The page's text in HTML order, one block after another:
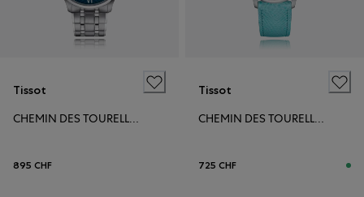
Tissot
CHEMIN DES TOURELLES POWERMATIC 80 39MM
895 CHF
Tissot
CHEMIN DES TOURELLES POWERMATIC 80 34MM
725 CHF